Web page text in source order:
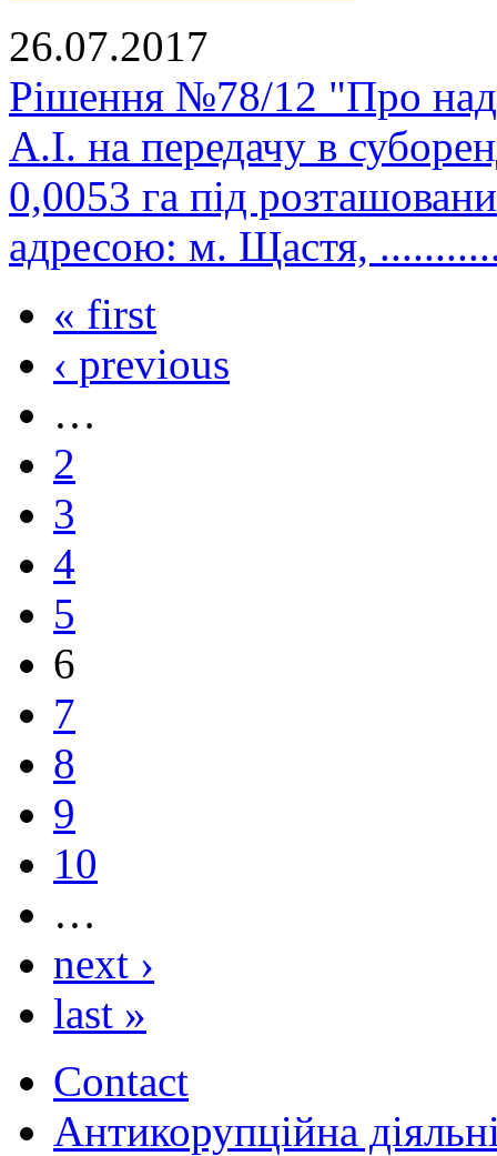
26.07.2017
Рішення №78/12 "Про
А.І. на передачу в
0,0053 га під
адресою: м. Щастя,
« first
‹ previous
…
2
3
4
5
6
7
8
9
10
…
next ›
last »
Contact
Антикорупційна